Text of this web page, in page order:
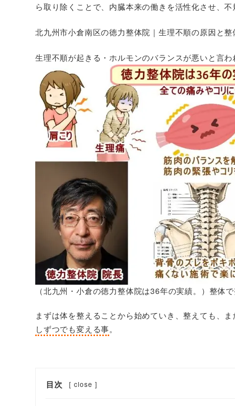
ら取り除くことで、内臓本来の働きを活性化させ、
北九州市小倉南区の徳力整体院｜生理不順の原因と整
生理不順が起きる・ホルモンのバランスが悪いと言わ
（北九州・小倉の徳力整体院は36年の実績。）整体
まずは体を整えることから始めていき、整えても、
しずつでも変える事。
目次 [ close ]